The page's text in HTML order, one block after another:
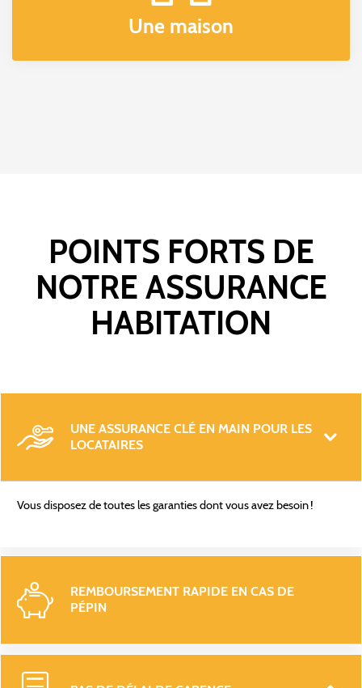
Une maison
POINTS FORTS DE
NOTRE ASSURANCE
HABITATION
UNE ASSURANCE CLÉ EN MAIN POUR LES
LOCATAIRES
Vous disposez de toutes les garanties dont vous avez besoin !
REMBOURSEMENT RAPIDE EN CAS DE